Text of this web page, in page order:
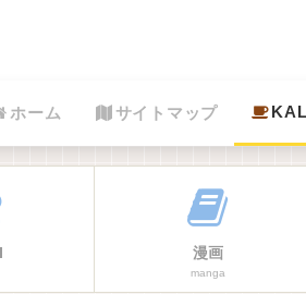
ホーム サイトマップ
漫画
manga